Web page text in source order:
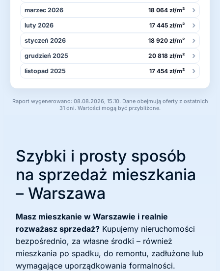
marzec 2026 18 064 zł/m² ›
luty 2026 17 445 zł/m² ›
styczeń 2026 18 920 zł/m² ›
grudzień 2025 20 818 zł/m² ›
listopad 2025 17 454 zł/m² ›
Raport wygenerowano: 08.08.2026, 15:10. Dane obejmują oferty z ostatnich
31 dni. Wartości mogą być przybliżone.
Szybki i prosty sposób
na sprzedaż mieszkania
– Warszawa
Masz mieszkanie w Warszawie i realnie
rozważasz sprzedaż? Kupujemy nieruchomości
bezpośrednio, za własne środki – również
mieszkania po spadku, do remontu, zadłużone lub
wymagające uporządkowania formalności.